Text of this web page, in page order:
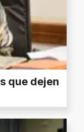
que dejen